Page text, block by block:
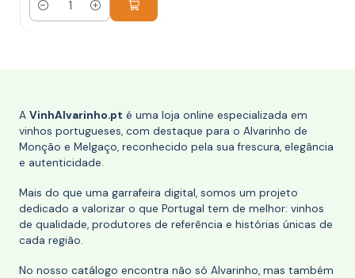
Quantidade
A VinhAlvarinho.pt é uma loja online especializada em
vinhos portugueses, com destaque para o Alvarinho de
Monção e Melgaço, reconhecido pela sua frescura, elegância
e autenticidade.
Mais do que uma garrafeira digital, somos um projeto
dedicado a valorizar o que Portugal tem de melhor: vinhos
de qualidade, produtores de referência e histórias únicas de
cada região.
No nosso catálogo encontra não só Alvarinho, mas também